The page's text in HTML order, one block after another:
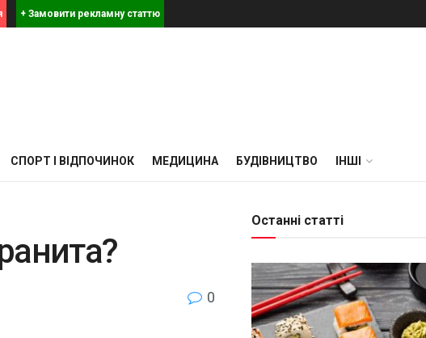
+ Замовити рекламну статтю
СПОРТ І ВІДПОЧИНОК МЕДИЦИНА БУДІВНИЦТВО ІНШІ
0
Останні статті